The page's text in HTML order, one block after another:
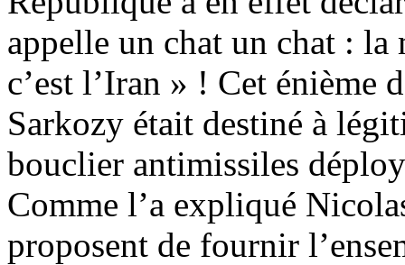
appelle un chat un chat : la
c’est l’Iran » ! Cet énième
Sarkozy était destiné à
bouclier antimissiles
Comme l’a expliqué
proposent de fournir